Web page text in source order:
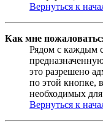
Вернуться к
Как мне
Рядом с каждым
это разрешено
по этой кнопке,
необходимых
Вернуться к